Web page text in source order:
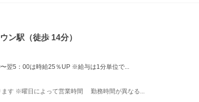
ン駅（徒歩 14分）
翌5：00は時給25％UP ※給与は1分単位で...
す ※曜日によって営業時間 勤務時間が異なる...